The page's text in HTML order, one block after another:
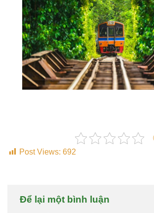
Post Views: 692
Để lại một bình luận